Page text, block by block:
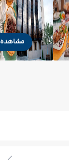
مشاهده 3 عکس دیگر
ماهواره‌ای